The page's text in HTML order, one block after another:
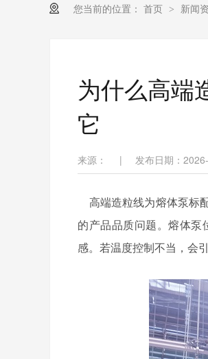
您当前的位置： 首页 > 新闻
为什么高端
它
来源： | 发布日期：
高端造粒线为熔体泵标
的产品品质问题。熔体泵
感。若温度控制不当，会